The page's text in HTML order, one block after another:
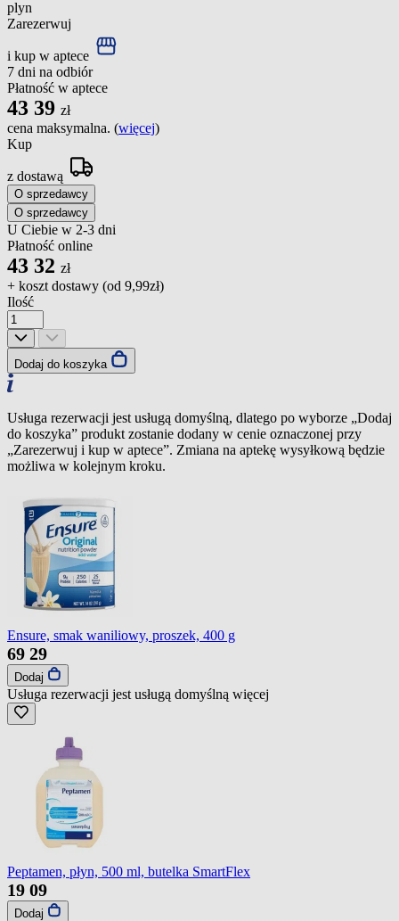
plyn
Zarezerwuj
i kup w aptece
7 dni na odbiór
Płatność w aptece
43 39 zł
cena maksymalna. (więcej)
Kup
z dostawą
O sprzedawcy
O sprzedawcy
U Ciebie w 2-3 dni
Płatność online
43 32 zł
+ koszt dostawy (od 9,99zł)
Ilość
Dodaj do koszyka
Usługa rezerwacji jest usługą domyślną, dlatego po wyborze „Dodaj
do koszyka” produkt zostanie dodany w cenie oznaczonej przy
„Zarezerwuj i kup w aptece”. Zmiana na aptekę wysyłkową będzie
możliwa w kolejnym kroku.
Ensure, smak waniliowy, proszek, 400 g
69 29
Dodaj
Usługa rezerwacji jest usługą domyślną więcej
Peptamen, płyn, 500 ml, butelka SmartFlex
19 09
Dodaj